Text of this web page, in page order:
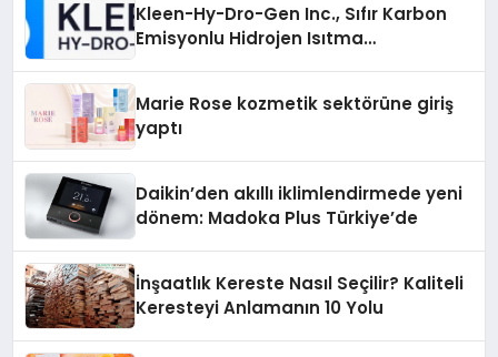
Kleen-Hy-Dro-Gen Inc., Sıfır Karbon
Emisyonlu Hidrojen Isıtma
Marie Rose kozmetik sektörüne giriş
yaptı
Daikin’den akıllı iklimlendirmede yeni
dönem: Madoka Plus Türkiye’de
İnşaatlık Kereste Nasıl Seçilir? Kaliteli
Keresteyi Anlamanın 10 Yolu